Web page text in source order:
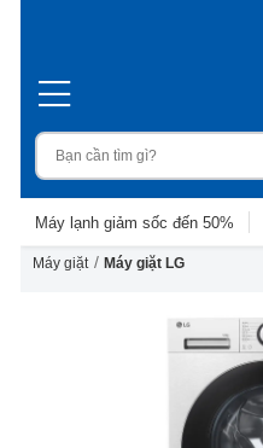
Máy lạnh giảm sốc đến 50%
Máy giặt / Máy giặt LG